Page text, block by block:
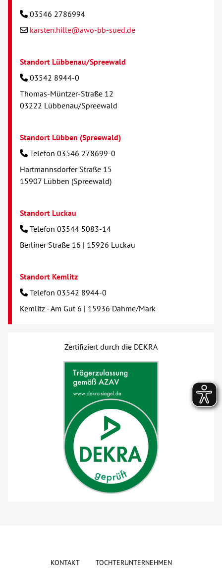
03546 2786994
karsten.hille@awo-bb-sued.de
Standort Lübbenau/Spreewald
03542 8944-0
Thomas-Müntzer-Straße 12
03222 Lübbenau/Spreewald
Standort Lübben (Spreewald)
Telefon 03546 278699-0
Hartmannsdorfer Straße 15
15907 Lübben (Spreewald)
Standort Luckau
Telefon 03544 5083-14
Berliner Straße 16 | 15926 Luckau
Standort Kemlitz
Telefon 03542 8944-0
Kemlitz - Am Gut 6 | 15936 Dahme/Mark
Zertifiziert durch die DEKRA
KONTAKT TOCHTERUNTERNEHMEN